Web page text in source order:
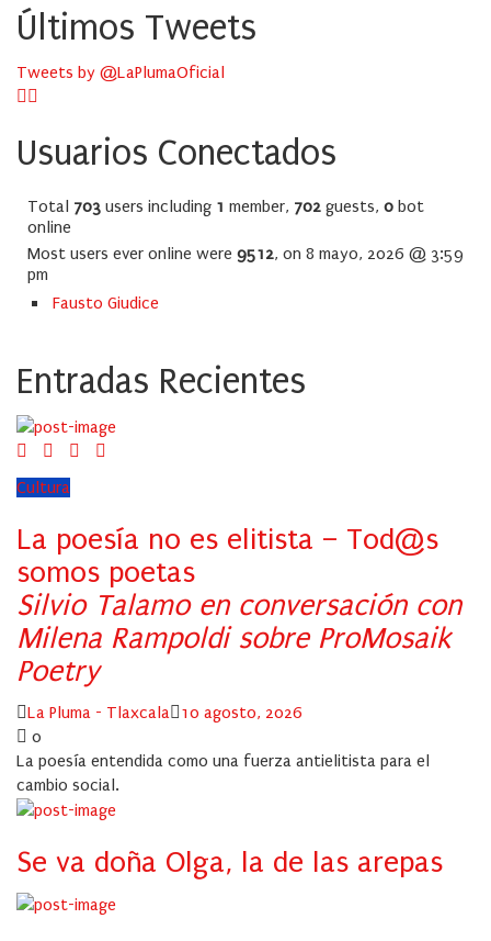
Últimos Tweets
Tweets by @LaPlumaOficial
Usuarios Conectados
Total 703 users including 1 member, 702 guests, 0 bot
online
Most users ever online were 9512, on 8 mayo, 2026 @ 3:59
pm
Fausto Giudice
Entradas Recientes
Cultura
La poesía no es elitista – Tod@s
somos poetas
Silvio Talamo en conversación con
Milena Rampoldi sobre ProMosaik
Poetry
Author
La Pluma - Tlaxcala
Posted
10 agosto, 2026
0
La poesía entendida como una fuerza antielitista para el
cambio social.
Se va doña Olga, la de las arepas